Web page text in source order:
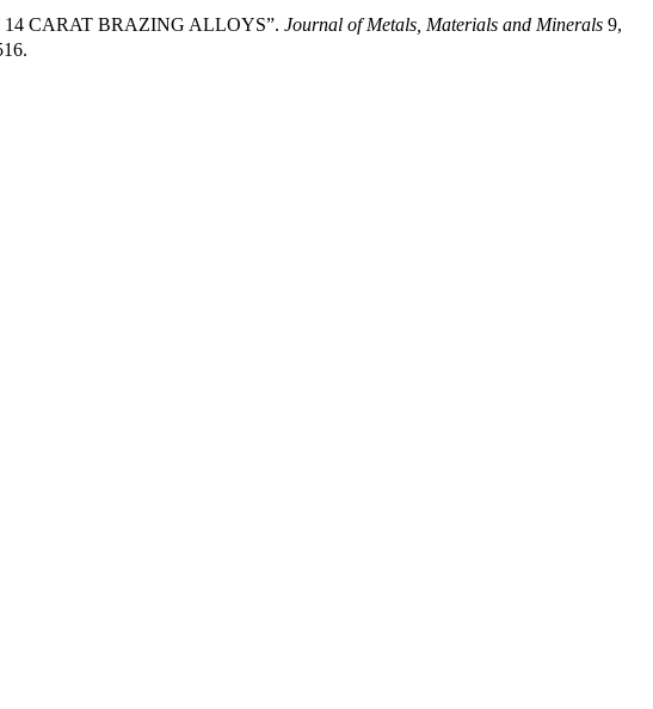
14 CARAT BRAZING ALLOYS”. Journal of Metals, Materials and Minerals 9,